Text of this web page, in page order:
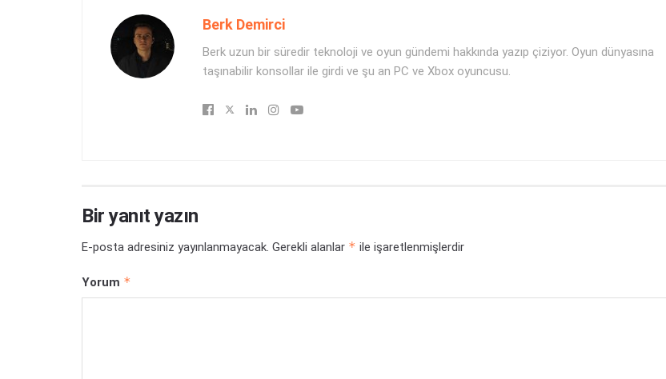
Berk Demirci
Berk uzun bir süredir teknoloji ve oyun gündemi hakkında yazıp çiziyor. Oyun dünyasına
taşınabilir konsollar ile girdi ve şu an PC ve Xbox oyuncusu.
Bir yanıt yazın
E-posta adresiniz yayınlanmayacak. Gerekli alanlar * ile işaretlenmişlerdir
Yorum *